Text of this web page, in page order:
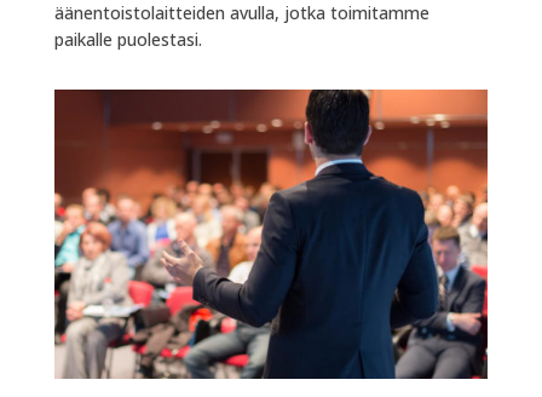
äänentoistolaitteiden avulla, jotka toimitamme
paikalle puolestasi.